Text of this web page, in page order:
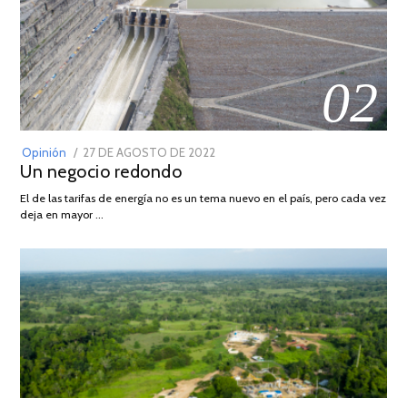
02
Opinión
POSTED
ON
27 DE AGOSTO DE 2022
DE
Un negocio redondo
El de las tarifas de energía no es un tema nuevo en el país, pero cada vez
deja en mayor …